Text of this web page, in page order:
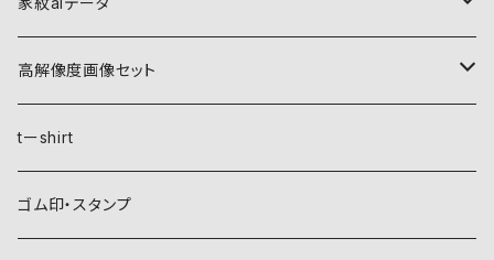
自然紋
稲妻
霞
植物紋
葵
動物紋
高解像度画像セット
自然紋
稲妻
植物紋
tーshirt
ゴム印・スタンプ